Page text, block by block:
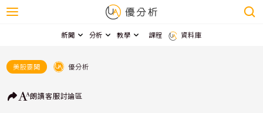
新聞 分析 教學 課程 資料庫
美股要聞 優分析
朗讀客服討論區